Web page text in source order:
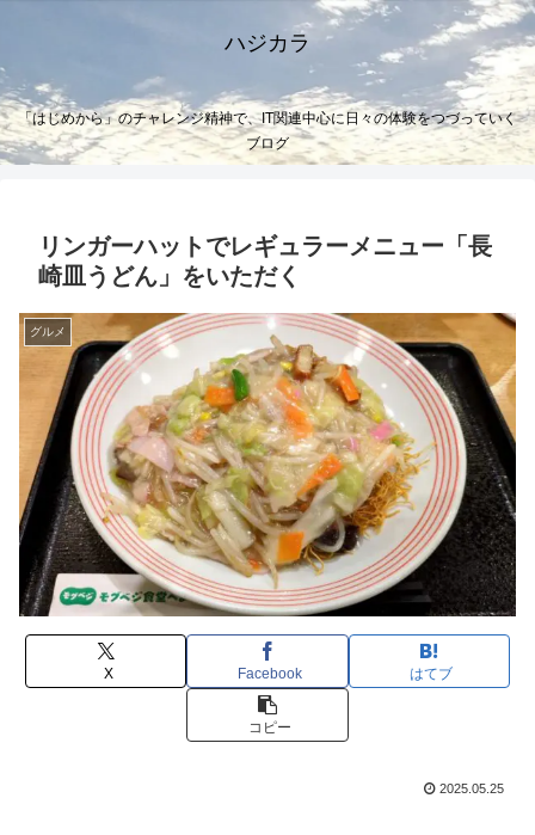
ハジカラ
「はじめから」のチャレンジ精神で、IT関連中心に日々の体験をつづっていく
ブログ
リンガーハットでレギュラーメニュー「長
崎皿うどん」をいただく
グルメ
X Facebook はてブ
コピー
2025.05.25